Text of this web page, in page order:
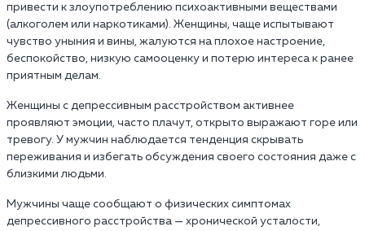
привести к злоупотреблению психоактивными веществами
(алкоголем или наркотиками). Женщины, чаще испытывают
чувство уныния и вины, жалуются на плохое настроение,
беспокойство, низкую самооценку и потерю интереса к ранее
приятным делам.
Женщины с депрессивным расстройством активнее
проявляют эмоции, часто плачут, открыто выражают горе или
тревогу. У мужчин наблюдается тенденция скрывать
переживания и избегать обсуждения своего состояния даже с
близкими людьми.
Мужчины чаще сообщают о физических симптомах
депрессивного расстройства — хронической усталости,